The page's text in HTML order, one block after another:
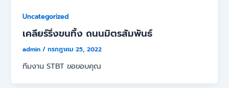
Uncategorized
เคลียร์ริ่งขนทิ้ง ถนนมิตรสัมพันธ์
admin/กรกฎาคม 25, 2022
ทีมงาน STBT ขอขอบคุณ